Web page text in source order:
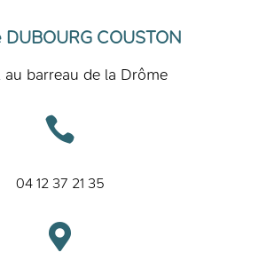
DUBOURG COUSTON
au barreau de la Drôme

04 12 37 21 35
